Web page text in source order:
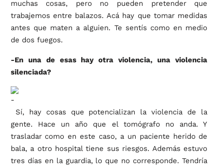
muchas cosas, pero no pueden pretender que
trabajemos entre balazos. Acá hay que tomar medidas
antes que maten a alguien. Te sentís como en medio
de dos fuegos.
-En una de esas hay otra violencia, una violencia
silenciada?
Sí, hay cosas que potencializan la violencia de la
gente. Hace un año que el tomógrafo no anda. Y
trasladar como en este caso, a un paciente herido de
bala, a otro hospital tiene sus riesgos. Además estuvo
tres días en la guardia, lo que no corresponde. Tendría